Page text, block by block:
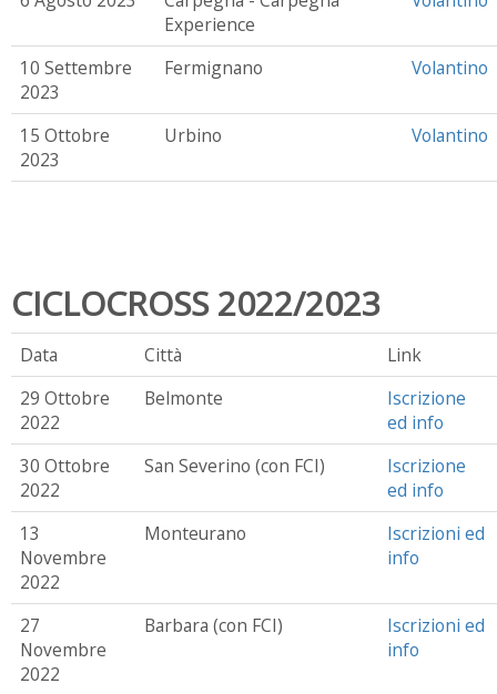
Experience
10 Settembre
2023
Fermignano Volantino
15 Ottobre
2023
Urbino Volantino
CICLOCROSS 2022/2023
Data Città
Link
29 Ottobre
2022
Belmonte
Iscrizione
ed info
30 Ottobre
2022
San Severino (con FCI)
Iscrizione
ed info
13
Novembre
2022
Monteurano
Iscrizioni ed
info
27
Novembre
2022
Barbara (con FCI)
Iscrizioni ed
info